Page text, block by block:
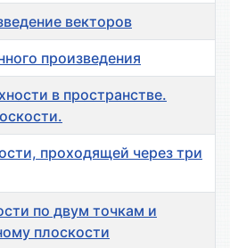
векторов
произведения
в пространстве.
проходящей через три
по двум точкам и
плоскости